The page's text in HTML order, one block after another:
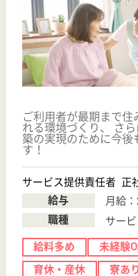
ご利用者が最期まで住み慣れたご自
れる環境づくり、 さらには地域包括
築の実現のために今後もチャレンジ
す！
給与
月給：262,000円〜
職種
サービス提供責任者
給料多め 未経験OK
賞与4か
育休・産休
詳細を見る
医療生協さいたま生活協同組
とこしん